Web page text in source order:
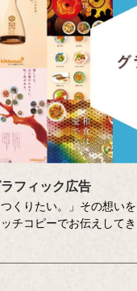
フィック広告
つくりたい。」その想い
チコピーでお伝えしてき